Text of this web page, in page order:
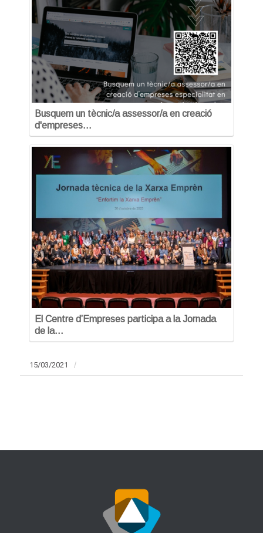
Busquem un tècnic/a assessor/a en creació
d'empreses…
El Centre d’Empreses participa a la Jornada
de la…
15/03/2021 /